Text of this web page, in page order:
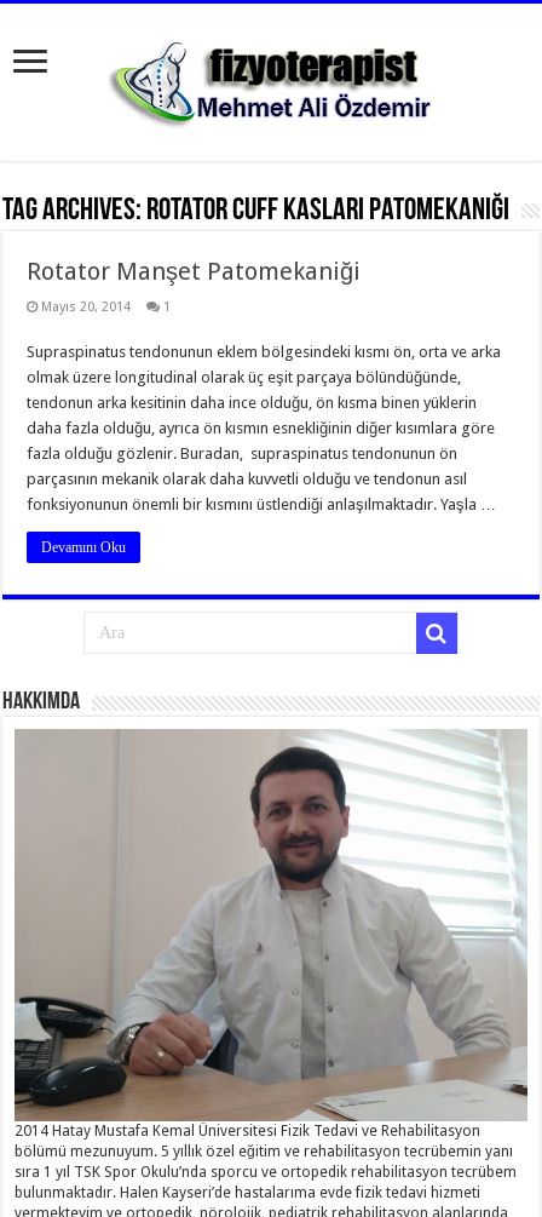
Tag Archives: Rotator Cuff Kasları Patomekaniği
Rotator Manşet Patomekaniği
Mayıs 20, 2014 1
Supraspinatus tendonunun eklem bölgesindeki kısmı ön, orta ve arka
olmak üzere longitudinal olarak üç eşit parçaya bölündüğünde,
tendonun arka kesitinin daha ince olduğu, ön kısma binen yüklerin
daha fazla olduğu, ayrıca ön kısmın esnekliğinin diğer kısımlara göre
fazla olduğu gözlenir. Buradan, supraspinatus tendonunun ön
parçasının mekanik olarak daha kuvvetli olduğu ve tendonun asıl
fonksiyonunun önemli bir kısmını üstlendiği anlaşılmaktadır. Yaşla …
Devamını Oku
Hakkımda
2014 Hatay Mustafa Kemal Üniversitesi Fizik Tedavi ve Rehabilitasyon
bölümü mezunuyum. 5 yıllık özel eğitim ve rehabilitasyon tecrübemin yanı
sıra 1 yıl TSK Spor Okulu’nda sporcu ve ortopedik rehabilitasyon tecrübem
bulunmaktadır. Halen Kayseri’de hastalarıma evde fizik tedavi hizmeti
vermekteyim ve ortopedik, nörolojik, pediatrik rehabilitasyon alanlarında